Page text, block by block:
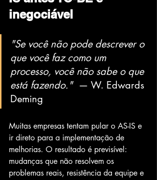
inegociável
"Se você não pode descrever o
que você faz como um
processo, você não sabe o que
está fazendo." — W. Edwards
Deming
Muitas empresas tentam pular o AS-IS e
ir direto para a implementação de
melhorias. O resultado é previsível:
mudanças que não resolvem os
problemas reais, resistência da equipe e